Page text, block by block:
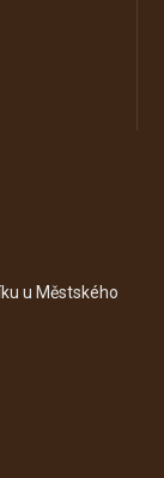
u Městského